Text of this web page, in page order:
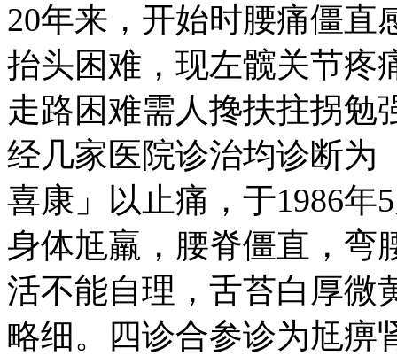
20年来，开始时腰痛僵直
抬头困难，现左髋关节疼
走路困难需人搀扶拄拐勉
经几家医院诊治均诊断为
喜康」以止痛，于1986年
身体尪羸，腰脊僵直，弯
活不能自理，舌苔白厚微
略细。四诊合参诊为尪痹